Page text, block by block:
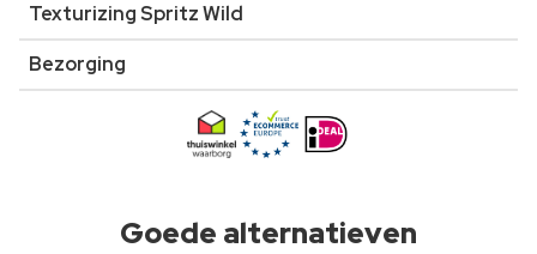
Texturizing Spritz Wild
Bezorging
Goede alternatieven